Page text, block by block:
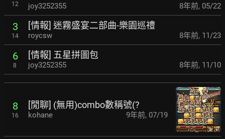
12 joy3252355 8年前, 05/22
3
14
[情報] 迷霧盛宴二部曲-樂園巡禮
roycsw 8年前, 11/23
6
8
[情報] 五星拼圖包
joy3252355 8年前, 11/10
8
16
[閒聊] (無用)combo數稱號(?
kohane 9年前, 07/19